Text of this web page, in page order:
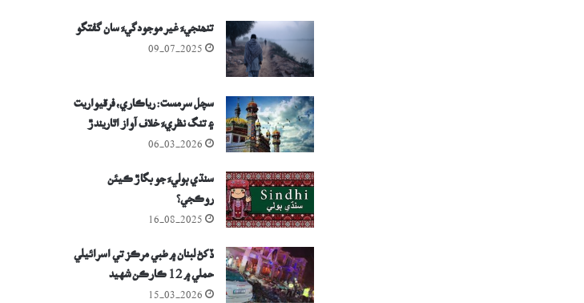
تنھنجيءَ غير موجودگيءَ سان گفتگو
09-07-2025
سچل سرمست: رياڪاري، فرقيواريت
۽ تنگ نظريءَ خلاف آواز اٿاريندڙ
شاعر06-03-2026
سنڌي ٻوليءَ جو بگاڙ ڪيئن
روڪجي؟
16-08-2025
ڏکڻ لبنان ۾ طبي مرڪز تي اسرائيلي
حملي ۾ 12 ڪارڪن شهيد
15-03-2026